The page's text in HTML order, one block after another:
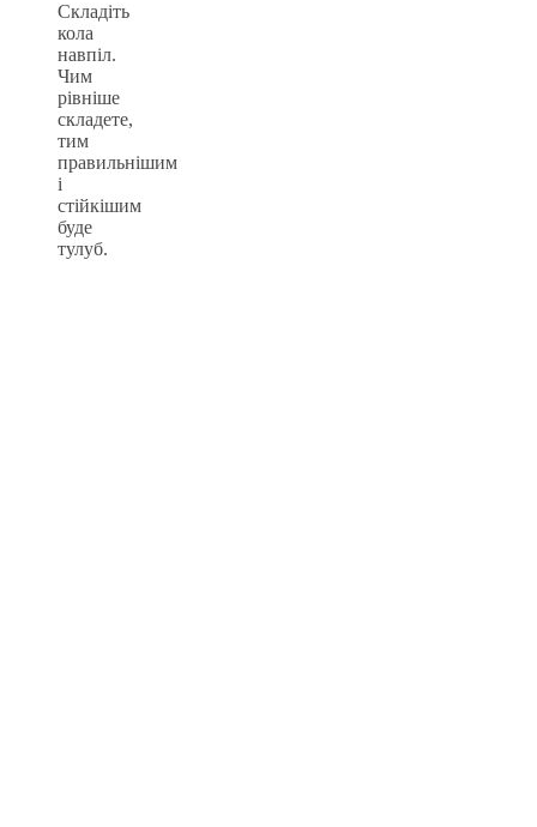
Складіть
кола
навпіл.
Чим
рівніше
складете,
тим
правильнішим
і
стійкішим
буде
тулуб.